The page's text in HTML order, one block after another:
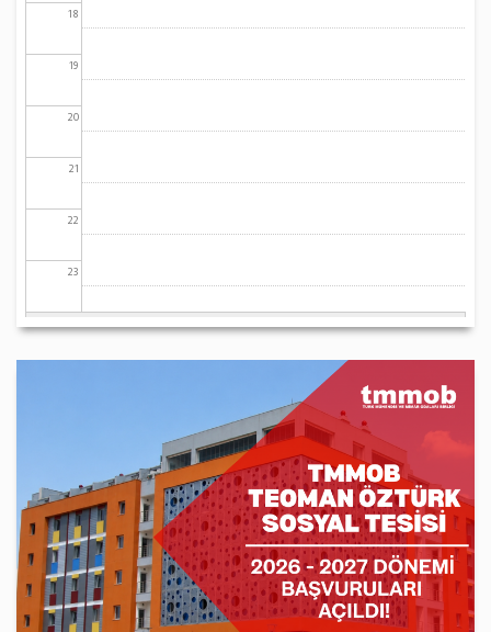
18
19
20
21
22
23